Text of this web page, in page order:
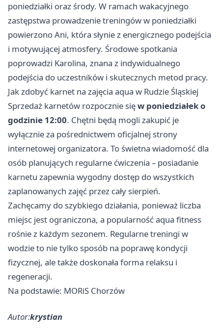
poniedziałki oraz środy. W ramach wakacyjnego
zastępstwa prowadzenie treningów w poniedziałki
powierzono Ani, która słynie z energicznego podejścia
i motywującej atmosfery. Środowe spotkania
poprowadzi Karolina, znana z indywidualnego
podejścia do uczestników i skutecznych metod pracy.
Jak zdobyć karnet na zajęcia aqua w Rudzie Śląskiej
Sprzedaż karnetów rozpocznie sięw poniedziałek o
godzinie 12:00. Chętni będą mogli zakupić je
wyłącznie za pośrednictwem oficjalnej strony
internetowej organizatora. To świetna wiadomość dla
osób planujących regularne ćwiczenia – posiadanie
karnetu zapewnia wygodny dostęp do wszystkich
zaplanowanych zajęć przez cały sierpień.
Zachęcamy do szybkiego działania, ponieważ liczba
miejsc jest ograniczona, a popularność aqua fitness
rośnie z każdym sezonem. Regularne treningi w
wodzie to nie tylko sposób na poprawę kondycji
fizycznej, ale także doskonała forma relaksu i
regeneracji.
Na podstawie: MORiS Chorzów
Autor:krystian